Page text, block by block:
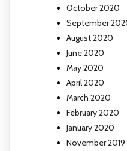
October 2020
September
August 2020
June 2020
May 2020
April 2020
March 2020
February 2020
January 2020
November 2019